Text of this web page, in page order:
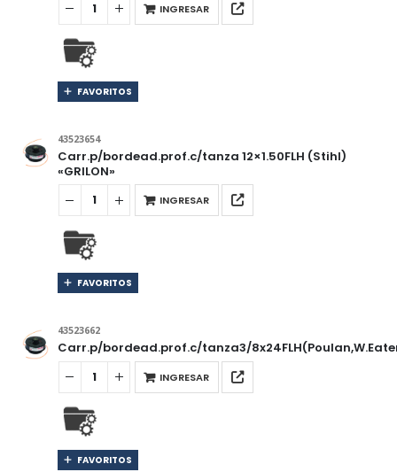
INGRESAR
FAVORITOS
43523654
Carr.p/bordead.prof.c/tanza 12×1.50FLH (Stihl)
«GRILON»
INGRESAR
FAVORITOS
43523662
Carr.p/bordead.prof.c/tanza3/
INGRESAR
FAVORITOS